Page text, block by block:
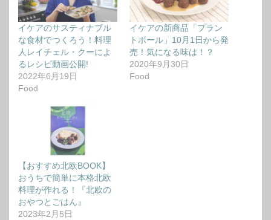
イケアのサスティナブル
な食材でつくろう！料理
人レイチェル・クーによ
るレシピ動画公開!
2022年6月19日
Food
イケアの新商品「プラン
トボール」10月1日から発
売！気になる味は！？
2020年9月30日
Food
【おすすめ北欧BOOK】
おうちで簡単に本格北欧
料理が作れる！『北欧の
おやつとごはん』
2023年2月5日